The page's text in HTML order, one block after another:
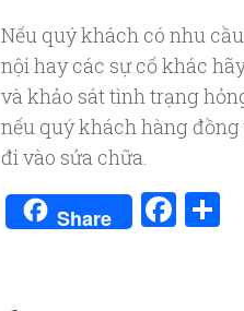
Nếu quý khách có nhu
nội hay các sự cố khác
và khảo sát tình trạng
nếu quý khách hàng
đi vào sửa chữa.
Share